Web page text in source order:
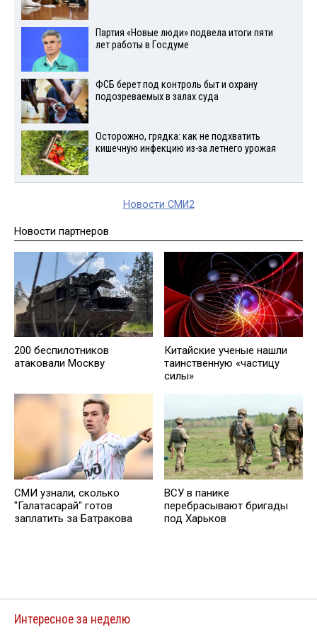
Партия «Новые люди» подвела итоги пяти
лет работы в Госдуме
ФСБ берет под контроль быт и охрану
подозреваемых в залах суда
Осторожно, грядка: как не подхватить
кишечную инфекцию из-за летнего урожая
Новости СМИ2
Новости партнеров
200 беспилотников
атаковали Москву
Китайские ученые нашли
таинственную «частицу
силы»
СМИ узнали, сколько
"Галатасарай" готов
заплатить за Батракова
ВСУ в панике
перебрасывают бригады
под Харьков
Интересное за неделю